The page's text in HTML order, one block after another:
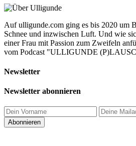
Auf ulligunde.com ging es bis 2020 um
Schnee und inzwischen Luft. Und wie
einer Frau mit Passion zum Zweifeln
vom Podcast "ULLIGUNDE
Newsletter
Newsletter abonnieren